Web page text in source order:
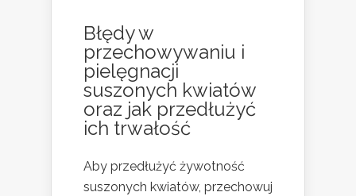
Błędy w
przechowywaniu i
pielęgnacji
suszonych kwiatów
oraz jak przedłużyć
ich trwałość
Aby przedłużyć żywotność
suszonych kwiatów, przechowuj